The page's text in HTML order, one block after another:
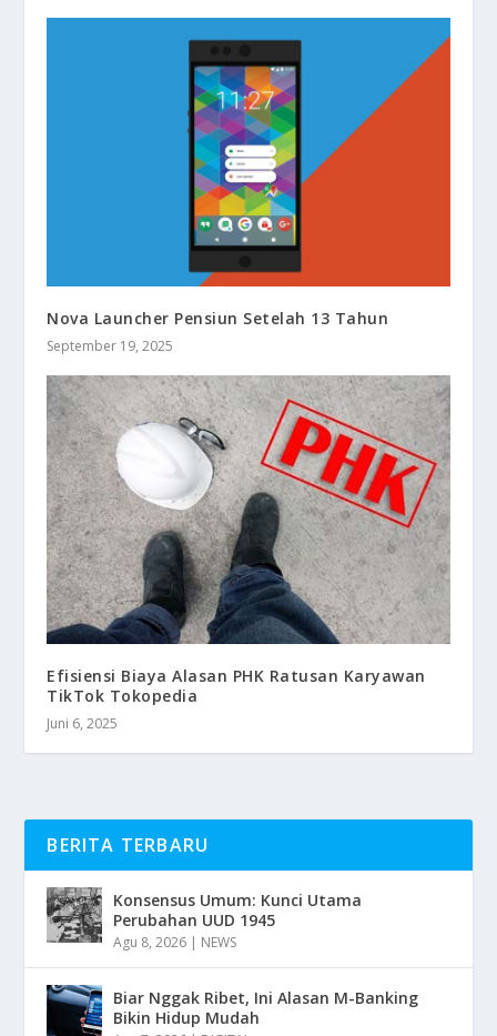
Nova Launcher Pensiun Setelah 13 Tahun
September 19, 2025
Efisiensi Biaya Alasan PHK Ratusan Karyawan
TikTok Tokopedia
Juni 6, 2025
BERITA TERBARU
Konsensus Umum: Kunci Utama
Perubahan UUD 1945
Agu 8, 2026 | NEWS
Biar Nggak Ribet, Ini Alasan M-Banking
Bikin Hidup Mudah